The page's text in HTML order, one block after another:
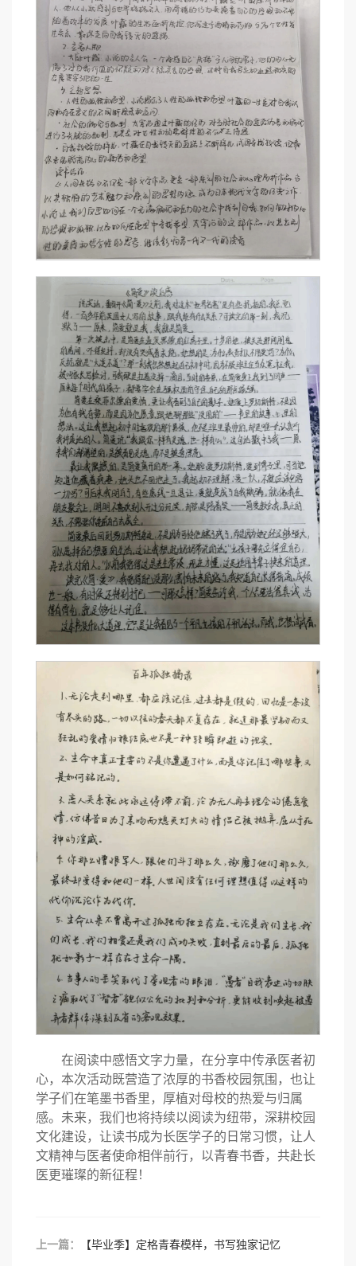
在阅读中感悟文字力量，在分享中传承医者初
心，本次活动既营造了浓厚的书香校园氛围，也让
学子们在笔墨书香里，厚植对母校的热爱与归属
感。未来，我们也将持续以阅读为纽带，深耕校园
文化建设，让读书成为长医学子的日常习惯，让人
文精神与医者使命相伴前行，以青春书香，共赴长
医更璀璨的新征程！
上一篇： 【毕业季】定格青春模样，书写独家记忆